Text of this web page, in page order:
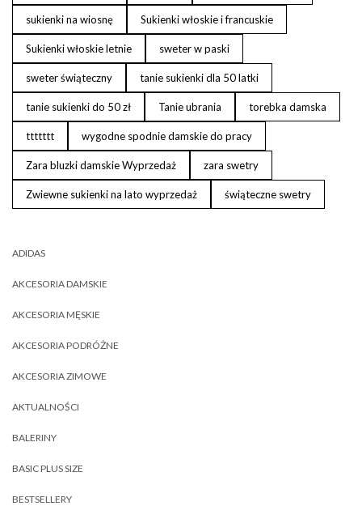
sukienki na wiosnę Sukienki włoskie i francuskie
Sukienki włoskie letnie sweter w paski
sweter świąteczny tanie sukienki dla 50 latki
tanie sukienki do 50 zł Tanie ubrania torebka damska
ttttttt wygodne spodnie damskie do pracy
Zara bluzki damskie Wyprzedaż zara swetry
Zwiewne sukienki na lato wyprzedaż świąteczne swetry
ADIDAS
AKCESORIA DAMSKIE
AKCESORIA MĘSKIE
AKCESORIA PODRÓŻNE
AKCESORIA ZIMOWE
AKTUALNOŚCI
BALERINY
BASIC PLUS SIZE
BESTSELLERY